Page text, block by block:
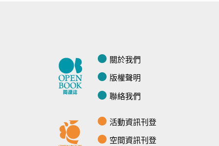
關於我們
版權聲明
聯絡我們
活動資訊刊登
空間資訊刊登